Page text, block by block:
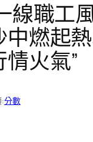
線職工
燃起
火氣”
分數